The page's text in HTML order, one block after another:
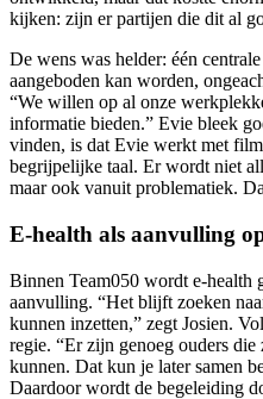
kijken: zijn er partijen die dit al
De wens was helder: één
aangeboden kan worden,
“We willen op al onze
informatie bieden.” Evie bleek
vinden, is dat Evie werkt met
begrijpelijke taal. Er wordt niet
maar ook vanuit problematiek.
E-health als aanvulling
Binnen Team050 wordt e-health
aanvulling. “Het blijft zoeken
kunnen inzetten,” zegt Josien.
regie. “Er zijn genoeg ouders die
kunnen. Dat kun je later samen
Daardoor wordt de begeleiding